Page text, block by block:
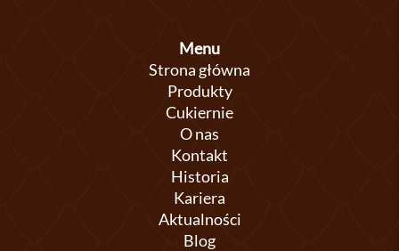
Menu
Strona główna
Produkty
Cukiernie
O nas
Kontakt
Historia
Kariera
Aktualności
Blog